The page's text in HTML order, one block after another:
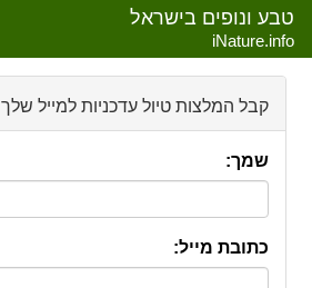
טבע ונופים בישראל
iNature.info
קבל המלצות טיול עדכניות למייל שלך
שמך:
כתובת מייל: